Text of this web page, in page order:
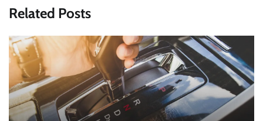
Related Posts